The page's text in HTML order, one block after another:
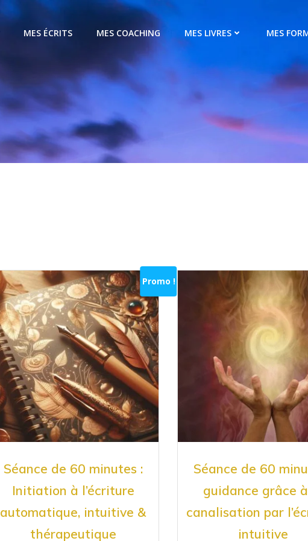
MES ÉCRITS MES COACHING MES LIVRES MES
Promo !
Séance de 60 minutes :
Initiation à l’écriture
automatique, intuitive &
thérapeutique
Séance de 60
guidance grâce
canalisation par
intuitive